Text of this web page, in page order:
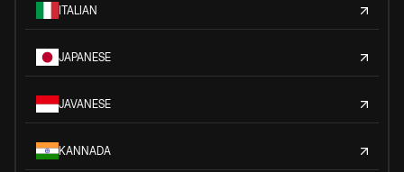
ITALIAN
JAPANESE
JAVANESE
KANNADA